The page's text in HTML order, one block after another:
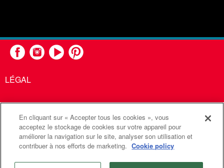
LÉGAL
United Methodist Communications est une agence de l'Église
Méthodiste Unie
Communications Méthodistes Unies. Tous droits
réservés
En cliquant sur « Accepter tous les cookies », vous
acceptez le stockage de cookies sur votre appareil pour
améliorer la navigation sur le site, analyser son utilisation et
contribuer à nos efforts de marketing. Cookie policy